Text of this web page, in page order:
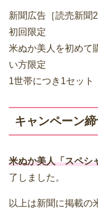
新聞広告［読売新聞
初回限定
米ぬか美人を初めて
い方限定
1世帯につき1セット
キャンペーン締
米ぬか美人「スペシ
了しました。
以上は新聞に掲載の